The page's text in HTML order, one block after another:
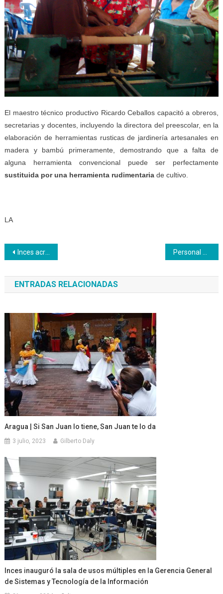
El maestro técnico productivo Ricardo Ceballos capacitó a obreros,
secretarias y docentes, incluyendo la directora del preescolar, en la
elaboración de herramientas rusticas de jardinería artesanales en
madera y bambú primeramente, demostrando que a falta de
alguna herramienta convencional puede ser perfectamente
sustituida por una herramienta rudimentariade cultivo.
LA
Navegación
de
entradas
Inces acredita a 64 insulares en diferentes ocupaciones
ENTRADAS RELACIONADAS
Aragua | Si San Juan lo tiene, San Juan te lo da
3 julio, 2023 Gilberto Daly
Inces inauguró la sala de usos múltiples en la Gerencia General
de Sistemas y Tecnología de la Información